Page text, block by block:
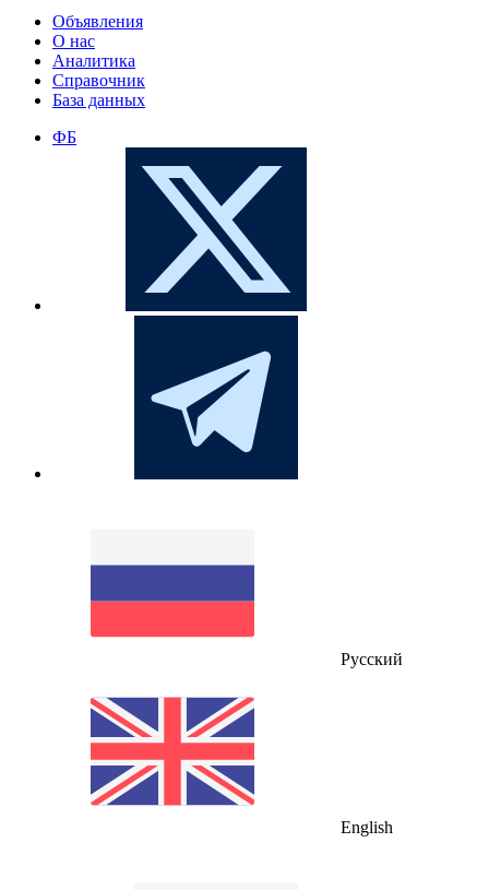
Объявления
О нас
Аналитика
Справочник
База данных
ФБ
Русский
English